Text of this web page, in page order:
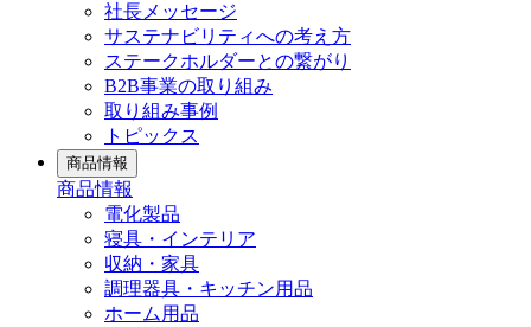
社長メッセージ
サステナビリティへの考え方
ステークホルダーとの繋がり
B2B事業の取り組み
取り組み事例
トピックス
商品情報
商品情報
電化製品
寝具・インテリア
収納・家具
調理器具・キッチン用品
ホーム用品